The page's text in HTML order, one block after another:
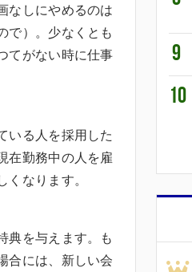
なしにやめるのは
で）。少なくとも
てがない時に仕事
いる人を採用した
在勤務中の人を雇
なります。
典を与えます。も
合には、新しい会
9
10